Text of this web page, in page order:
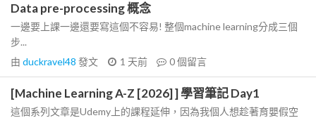
Data pre-processing 概念
一邊要上課一邊還要寫這個不容易! 整個machine learning分成三個
步...
由 duckravel48 發文 1 天前 0個留言
[Machine Learning A-Z [2026] ] 學習筆記 Day1
這個系列文章是Udemy上的課程延伸，因為我個人想趁著育嬰假空